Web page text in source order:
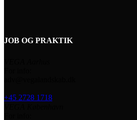
JOB OG PRAKTIK
+45 2728 1718